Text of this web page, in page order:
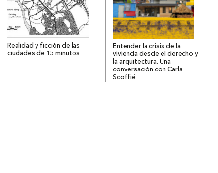
Realidad y ficción de las
ciudades de 15 minutos
Entender la crisis de la
vivienda desde el derecho y
la arquitectura. Una
conversación con Carla
Scoffié